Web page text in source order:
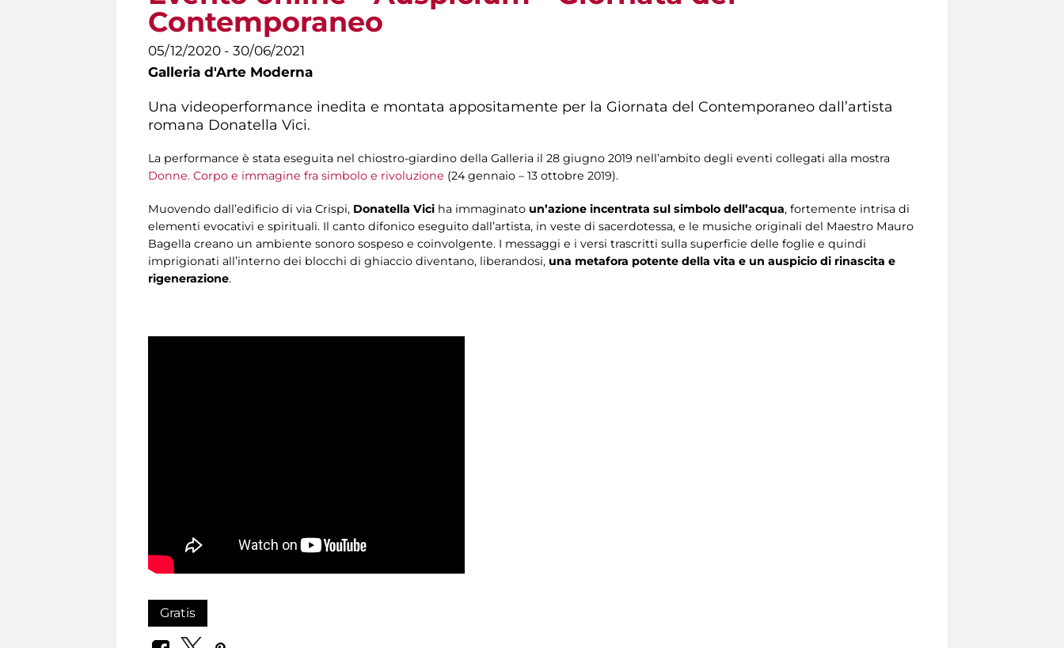
Contemporaneo
05/12/2020 - 30/06/2021
Galleria d'Arte Moderna
Una videoperformance inedita e montata appositamente per la Giornata del Contemporaneo dall’artista
romana Donatella Vici.
La performance è stata eseguita nel chiostro-giardino della Galleria il 28 giugno 2019 nell’ambito degli eventi collegati alla mostra
Donne. Corpo e immagine fra simbolo e rivoluzione (24 gennaio – 13 ottobre 2019).
Muovendo dall’edificio di via Crispi, Donatella Vici ha immaginato un’azione incentrata sul simbolo dell’acqua, fortemente intrisa di
elementi evocativi e spirituali. Il canto difonico eseguito dall’artista, in veste di sacerdotessa, e le musiche originali del Maestro Mauro
Bagella creano un ambiente sonoro sospeso e coinvolgente. I messaggi e i versi trascritti sulla superficie delle foglie e quindi
imprigionati all’interno dei blocchi di ghiaccio diventano, liberandosi, una metafora potente della vita e un auspicio di rinascita e
rigenerazione.
Gratis